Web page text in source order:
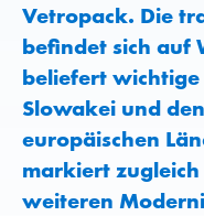
Vetropack. Die
befindet sich auf
beliefert
Slowakei und
europäischen
markiert
weiteren